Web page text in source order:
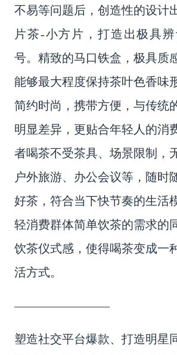
不易等问题后，创造性的设计
片茶-小方片，打造出极具
号。 精致的马口铁盒，极具质
能够最大程度保持茶叶色香味
简约时尚，携带方便，与传统
明显差异，更贴合年轻人的消
者喝茶不受茶具、场景限制，
户外旅游、办公会议等，随时
好茶，符合当下快节奏的生活
轻消费群体简单饮茶的需求的
饮茶仪式感， 使得喝茶变成一
活方式。
————————
塑造社交平台爆款、打造明星